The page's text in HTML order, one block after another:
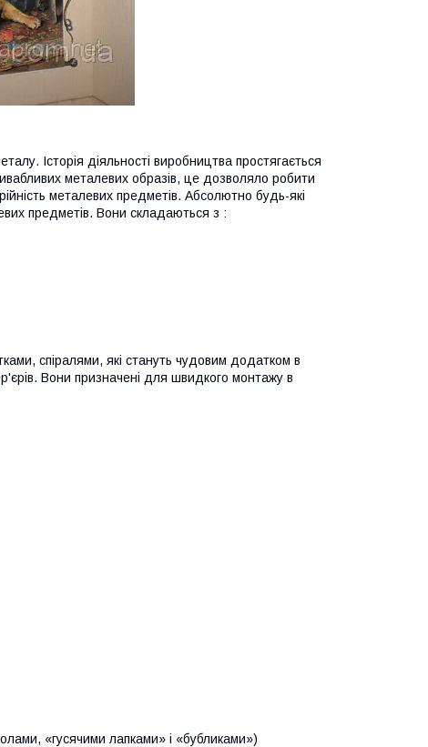
Історія діяльності виробництва простягається
металевих образів, це дозволяло робити
металевих предметів. Абсолютно будь-які
предметів. Вони складаються з :
спіралями, які стануть чудовим додатком в
Вони призначені для швидкого монтажу в
«гусячими лапками» і «бубликами»)